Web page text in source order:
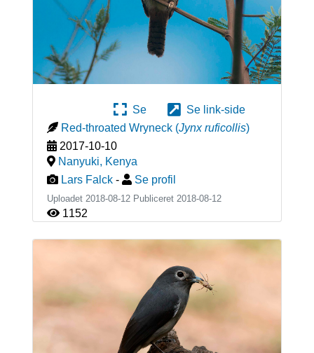
Se
Se link-side
Red-throated Wryneck (Jynx ruficollis)
2017-10-10
Nanyuki, Kenya
Lars Falck - Se profil
Uploadet 2018-08-12 Publiceret 2018-08-12
1152